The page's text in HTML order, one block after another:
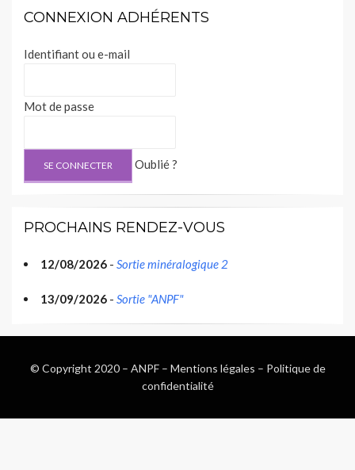
CONNEXION ADHÉRENTS
Identifiant ou e-mail
Mot de passe
Oublié ?
PROCHAINS RENDEZ-VOUS
12/08/2026 - Sortie minéralogique 2
13/09/2026 - Sortie "ANPF"
© Copyright 2020 – ANPF– Mentions légales – Politique de
confidentialité